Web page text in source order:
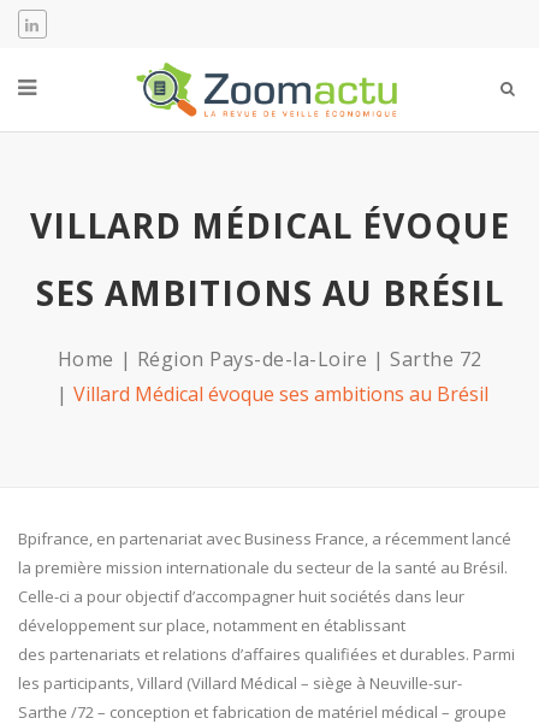
VILLARD MÉDICAL ÉVOQUE
SES AMBITIONS AU BRÉSIL
Home Région Pays-de-la-Loire
Sarthe 72
Villard Médical évoque ses ambitions au Brésil
Bpifrance, en partenariat avec Business France, a récemment lancé
la première mission internationale du secteur de la santé au Brésil.
Celle-ci a pour objectif d’accompagner huit sociétés dans leur
développement sur place, notamment en établissant
des partenariats et relations d’affaires qualifiées et durables. Parmi
les participants, Villard (Villard Médical – siège à Neuville-sur-
Sarthe /72 – conception et fabrication de matériel médical – groupe